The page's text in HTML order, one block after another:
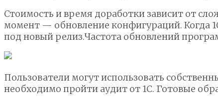
Стоимость и время доработки зависит от
момент — обновление конфигураций. Когда
под новый релиз.Частота обновлений
Пользователи могут использовать
необходимо пройти аудит от 1С. Готовые